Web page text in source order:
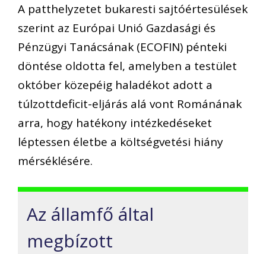
A patthelyzetet bukaresti sajtóértesülések
szerint az Európai Unió Gazdasági és
Pénzügyi Tanácsának (ECOFIN) pénteki
döntése oldotta fel, amelyben a testület
október közepéig haladékot adott a
túlzottdeficit-eljárás alá vont Románának
arra, hogy hatékony intézkedéseket
léptessen életbe a költségvetési hiány
mérséklésére.
Az államfő által
megbízott